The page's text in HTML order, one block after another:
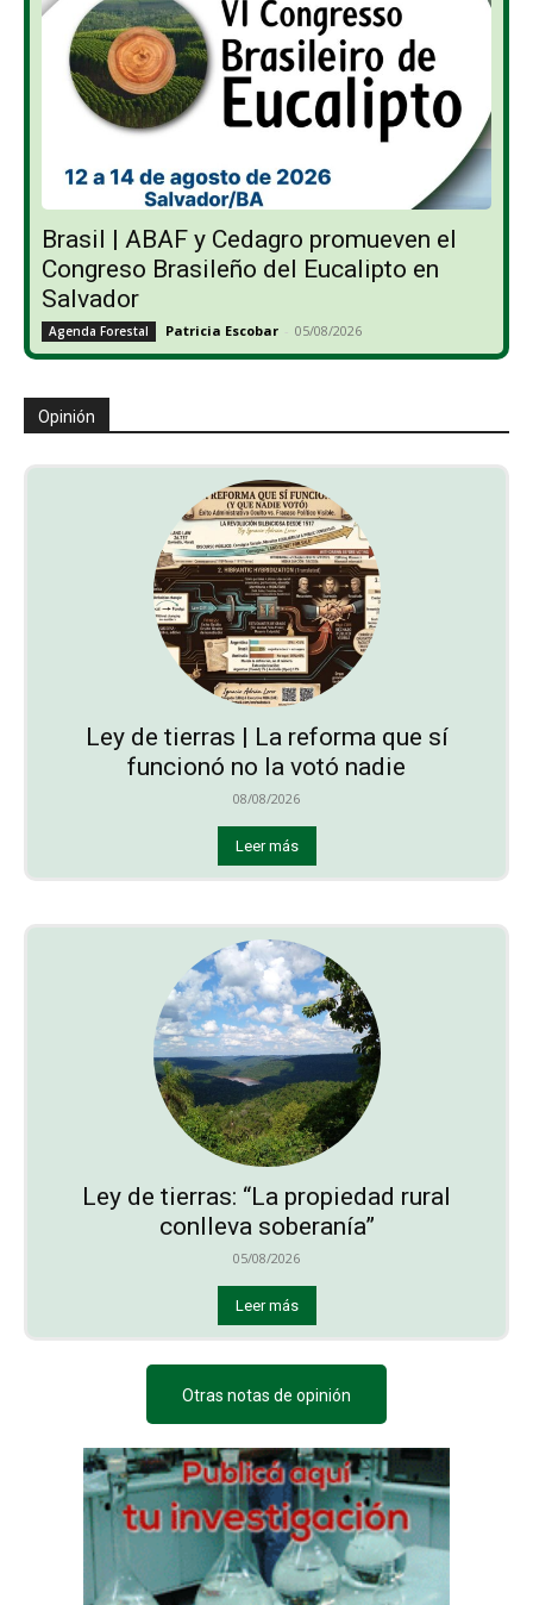
Brasil | ABAF y Cedagro promueven el
Congreso Brasileño del Eucalipto en
Salvador
Agenda Forestal Patricia Escobar - 05/08/2026
Opinión
Ley de tierras | La reforma que sí
funcionó no la votó nadie
08/08/2026
Leer más
Ley de tierras: “La propiedad rural
conlleva soberanía”
05/08/2026
Leer más
Otras notas de opinión